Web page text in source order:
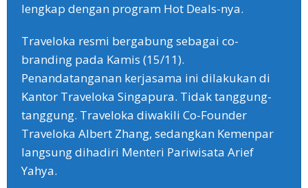
lengkap dengan program Hot Deals-nya.
Traveloka resmi bergabung sebagai co-
branding pada Kamis (15/11).
Penandatanganan kerjasama ini dilakukan di
Kantor Traveloka Singapura. Tidak tanggung-
tanggung. Traveloka diwakili Co-Founder
Traveloka Albert Zhang, sedangkan Kemenpar
langsung dihadiri Menteri Pariwisata Arief
Yahya.